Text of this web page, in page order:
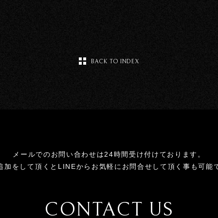
BACK TO INDEX
メールでのお問い合わせは24時間受け付けております。
加をして頂くとLINEからお気軽にお問合せして頂く事も可能
CONTACT US